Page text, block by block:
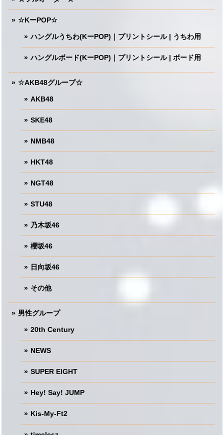
☆KーPOP☆
ハングルうちわ(KーPOP)｜プリントシール | うちわ用
ハングルボード(KーPOP)｜プリントシール | ボード用
☆AKB48グループ☆
AKB48
SKE48
NMB48
HKT48
NGT48
STU48
乃木坂46
櫻坂46
日向坂46
その他
男性グループ
20th Century
NEWS
SUPER EIGHT
Hey! Say! JUMP
Kis-My-Ft2